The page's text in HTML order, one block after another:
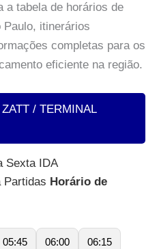
a tabela de horários de
Paulo, itinerários
completas para os
eficiente na região.
/ TERMINAL
Sexta IDA
Partidas Horário de
05:45 06:00 06:15